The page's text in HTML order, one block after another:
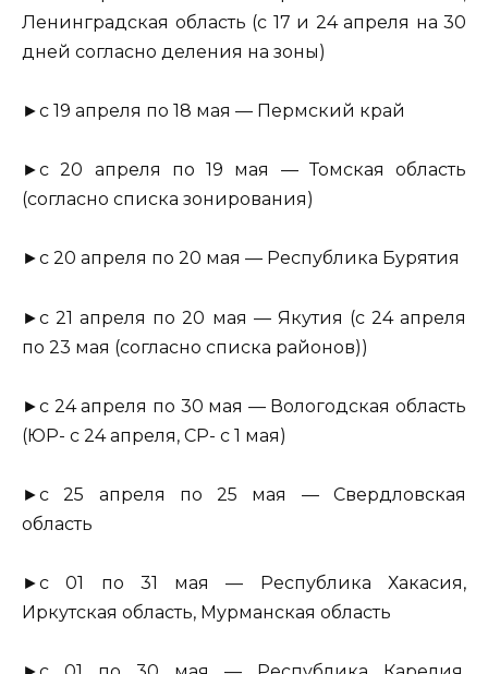
Ленинградская область (с 17 и 24 апреля на 30
дней согласно деления на зоны)
►с 19 апреля по 18 мая — Пермский край
►с 20 апреля по 19 мая — Томская область
(согласно списка зонирования)
►с 20 апреля по 20 мая — Республика Бурятия
►с 21 апреля по 20 мая — Якутия (с 24 апреля
по 23 мая (согласно списка районов))
►с 24 апреля по 30 мая — Вологодская область
(ЮР- с 24 апреля, СР- с 1 мая)
►с 25 апреля по 25 мая — Свердловская
область
►с 01 по 31 мая — Республика Хакасия,
Иркутская область, Мурманская область